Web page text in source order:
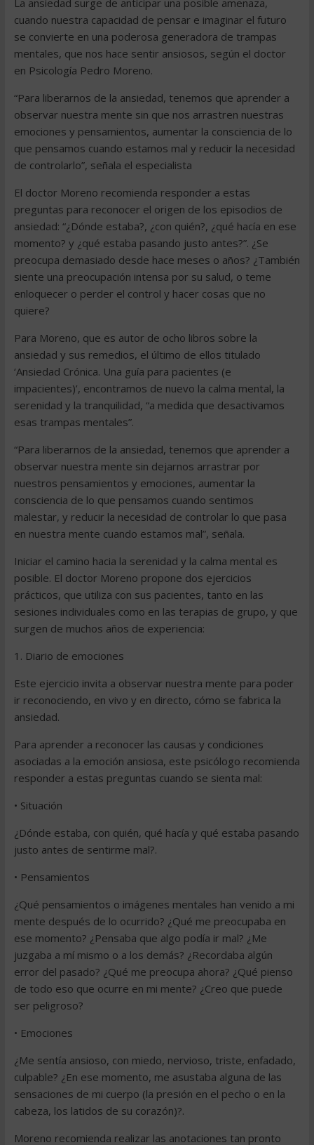
La ansiedad surge de anticipar una posible amenaza,
cuando nuestra capacidad de pensar e imaginar el futuro
se convierte en una poderosa generadora de trampas
mentales, que nos hace sentir ansiosos, según el doctor
en Psicología Pedro Moreno.
“Para liberarnos de la ansiedad, tenemos que aprender a
observar nuestra mente sin que nos arrastren nuestras
emociones y pensamientos, aumentar la consciencia de lo
que pensamos cuando estamos mal y reducir la necesidad
de controlarlo”, señala el especialista
El doctor Moreno recomienda responder a estas
preguntas para reconocer el origen de los episodios de
ansiedad: “¿Dónde estaba?, ¿con quién?, ¿qué hacía en ese
momento? y ¿qué estaba pasando justo antes?”. ¿Se
preocupa demasiado desde hace meses o años? ¿También
siente una preocupación intensa por su salud, o teme
enloquecer o perder el control y hacer cosas que no
quiere?
Para Moreno, que es autor de ocho libros sobre la
ansiedad y sus remedios, el último de ellos titulado
‘Ansiedad Crónica. Una guía para pacientes (e
impacientes)’, encontramos de nuevo la calma mental, la
serenidad y la tranquilidad, “a medida que desactivamos
esas trampas mentales”.
“Para liberarnos de la ansiedad, tenemos que aprender a
observar nuestra mente sin dejarnos arrastrar por
nuestros pensamientos y emociones, aumentar la
consciencia de lo que pensamos cuando sentimos
malestar, y reducir la necesidad de controlar lo que pasa
en nuestra mente cuando estamos mal”, señala.
Iniciar el camino hacia la serenidad y la calma mental es
posible. El doctor Moreno propone dos ejercicios
prácticos, que utiliza con sus pacientes, tanto en las
sesiones individuales como en las terapias de grupo, y que
surgen de muchos años de experiencia:
1. Diario de emociones
Este ejercicio invita a observar nuestra mente para poder
ir reconociendo, en vivo y en directo, cómo se fabrica la
ansiedad.
Para aprender a reconocer las causas y condiciones
asociadas a la emoción ansiosa, este psicólogo recomienda
responder a estas preguntas cuando se sienta mal:
• Situación
¿Dónde estaba, con quién, qué hacía y qué estaba pasando
justo antes de sentirme mal?.
• Pensamientos
¿Qué pensamientos o imágenes mentales han venido a mi
mente después de lo ocurrido? ¿Qué me preocupaba en
ese momento? ¿Pensaba que algo podía ir mal? ¿Me
juzgaba a mí mismo o a los demás? ¿Recordaba algún
error del pasado? ¿Qué me preocupa ahora? ¿Qué pienso
de todo eso que ocurre en mi mente? ¿Creo que puede
ser peligroso?
• Emociones
¿Me sentía ansioso, con miedo, nervioso, triste, enfadado,
culpable? ¿En ese momento, me asustaba alguna de las
sensaciones de mi cuerpo (la presión en el pecho o en la
cabeza, los latidos de su corazón)?.
Moreno recomienda realizar las anotaciones tan pronto